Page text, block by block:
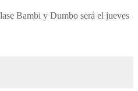
Bambi y Dumbo será el jueves